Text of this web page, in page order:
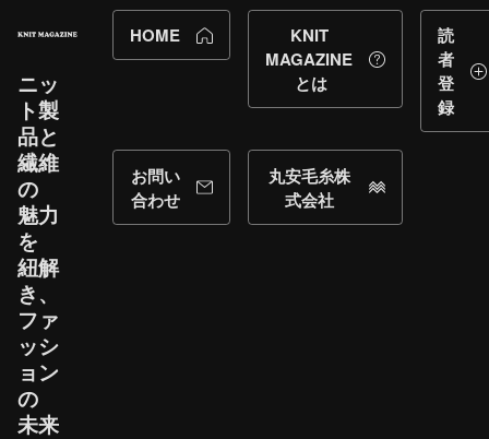
ニッ
ト製
品と​
繊維
の​
魅力
を​
紐解
き、​
ファ
ッシ
ョン
の​
未来
HOME
KNIT
MAGAZINE
とは
読
者
登
録
お問い
合わせ
丸安毛糸株
式会社